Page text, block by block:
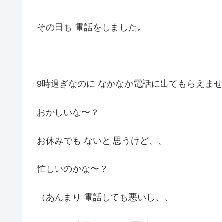
その日も 電話をしました。
9時過ぎなのに なかなか電話に出てもらえま
おかしいな〜？
お休みでも ないと 思うけど、、
忙しいのかな〜？
（あんまり 電話しても悪いし、、